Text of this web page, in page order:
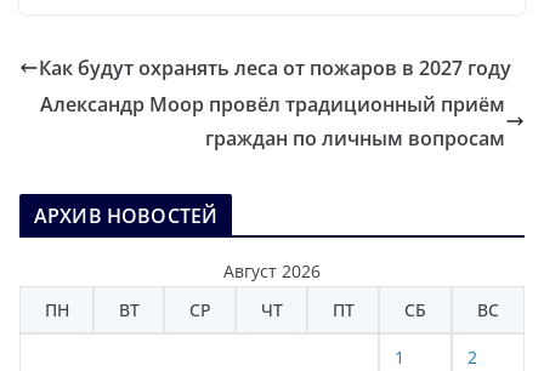
Как будут охранять леса от пожаров в 2027 году
Александр Моор провёл традиционный приём
граждан по личным вопросам
АРХИВ НОВОСТЕЙ
Август 2026
ПН
ВТ СР ЧТ ПТ СБ ВС
1 2